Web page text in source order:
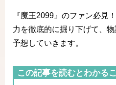
『魔王2099』のファン必見
力を徹底的に掘り下げて、
予想していきます。
この記事を読むとわかる